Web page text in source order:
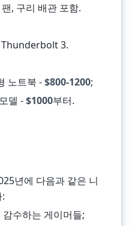
, 구리 배관 포함.
Thunderbolt 3.
노트북 -$800-1200;
델 -$1000부터.
년에 다음과 같은 니
수하는 게이머들;